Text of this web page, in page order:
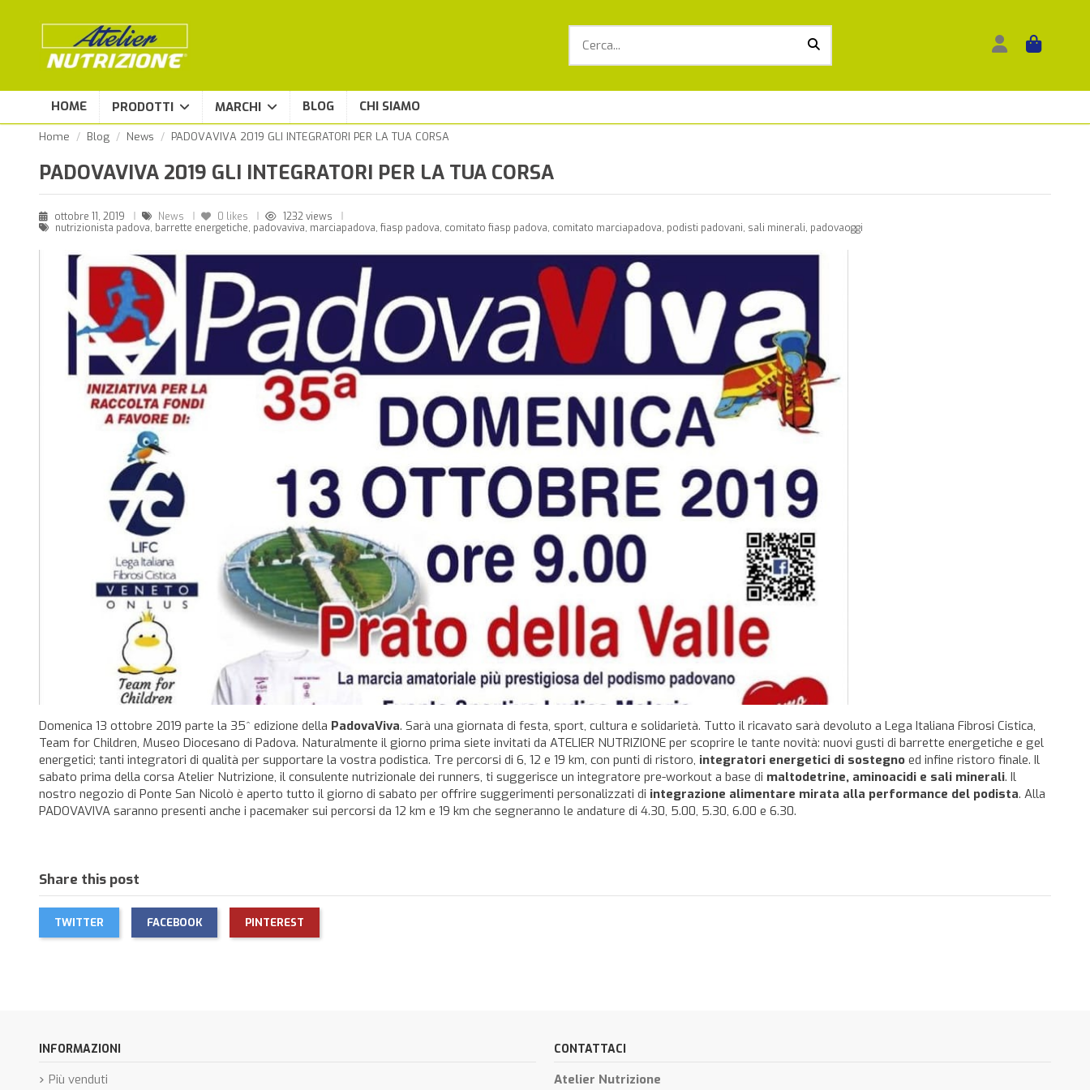
HOME PRODOTTI MARCHI BLOG CHI SIAMO
Home Blog News PADOVAVIVA 2019 GLI INTEGRATORI PER LA TUA CORSA
PADOVAVIVA 2019 GLI INTEGRATORI PER LA TUA CORSA
ottobre 11, 2019 News 0 likes
1232 views
nutrizionista padova, barrette energetiche, padovaviva, marciapadova, fiasp padova, comitato fiasp padova, comitato marciapadova, podisti padovani, sali minerali, padovaoggi
Domenica 13 ottobre 2019 parte la 35^ edizione della PadovaViva. Sarà una giornata di festa, sport, cultura e solidarietà. Tutto il ricavato sarà devoluto a Lega Italiana Fibrosi Cistica,
Team for Children, Museo Diocesano di Padova. Naturalmente il giorno prima siete invitati da ATELIER NUTRIZIONE per scoprire le tante novità: nuovi gusti di barrette energetiche e gel
energetici; tanti integratori di qualità per supportare la vostra podistica. Tre percorsi di 6, 12 e 19 km, con punti di ristoro, integratori energetici di sostegno ed infine ristoro finale. Il
sabato prima della corsa Atelier Nutrizione, il consulente nutrizionale dei runners, ti suggerisce un integratore pre-workout a base di maltodetrine, aminoacidi e sali minerali. Il
nostro negozio di Ponte San Nicolò è aperto tutto il giorno di sabato per offrire suggerimenti personalizzati di integrazione alimentare mirata alla performance del podista. Alla
PADOVAVIVA saranno presenti anche i pacemaker sui percorsi da 12 km e 19 km che segneranno le andature di 4.30, 5.00, 5.30, 6.00 e 6.30.
Share this post
TWITTER FACEBOOK PINTEREST
INFORMAZIONI
Più venduti
CONTATTACI
Atelier Nutrizione